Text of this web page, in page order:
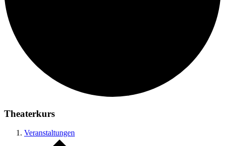
Theaterkurs
Veranstaltungen